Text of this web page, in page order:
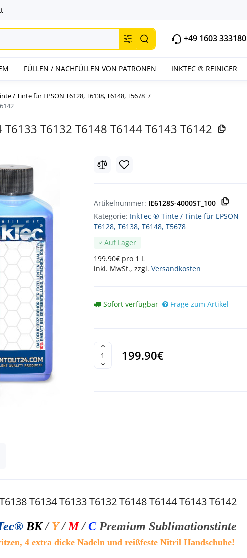
+49 1603 333180
FÜLLEN / NACHFÜLLEN VON PATRONEN INKTEC ® REINIGER
/ Tinte für EPSON T6128, T6138, T6148, T5678
T6132 T6148 T6144 T6143 T6142
Artikelnummer: IE6128S-4000ST_100
Kategorie: InkTec ® Tinte / Tinte für EPSON
T6128, T6138, T6148, T5678
Auf Lager
199.90€ pro 1 L
inkl. MwSt., zzgl. Versandkosten
Sofort verfügbar Frage zum Artikel
199.90€
T6134 T6133 T6132 T6148 T6144 T6143 T6142
BK / Y/M/C Premium Sublimationstinte
4 extra dicke Nadeln und reißfeste Nitril Handschuhe!